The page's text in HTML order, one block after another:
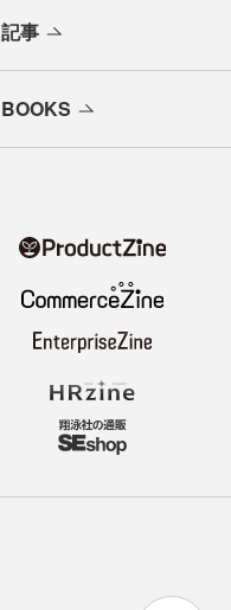
記事
BOOKS